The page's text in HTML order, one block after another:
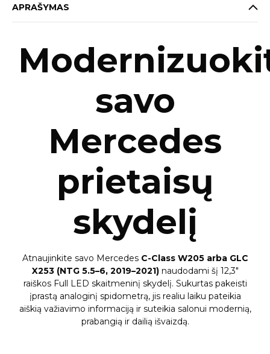
APRAŠYMAS
savo
Mercedes
prietaisų
skydelį
Atnaujinkite savo Mercedes C-Class W205 arba GLC
X253 (NTG 5.5–6, 2019–2021)naudodami šį 12,3″
raiškos Full LED skaitmeninį skydelį. Sukurtas pakeisti
įprastą analoginį spidometrą, jis realiu laiku pateikia
aiškią važiavimo informaciją ir suteikia salonui modernią,
prabangią ir dailią išvaizdą.